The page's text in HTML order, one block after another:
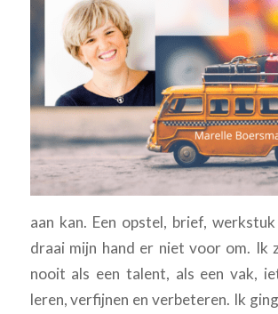
aan kan. Een opstel, brief,
draai mijn hand er niet voor om. Ik
nooit als een talent, als een vak,
leren, verfijnen en verbeteren. Ik